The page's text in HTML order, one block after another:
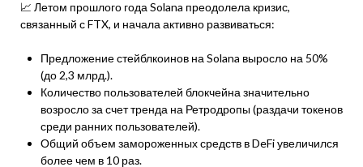
📈 Летом прошлого года Solana преодолела кризис,
связанный с FTX, и начала активно развиваться:
Предложение стейблкоинов на Solana выросло на 50%
(до 2,3 млрд.).
Количество пользователей блокчейна значительно
возросло за счет тренда на Ретродропы (раздачи токенов
среди ранних пользователей).
Общий объем замороженных средств в DeFi увеличился
более чем в 10 раз.